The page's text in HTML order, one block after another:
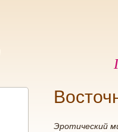
Эротический